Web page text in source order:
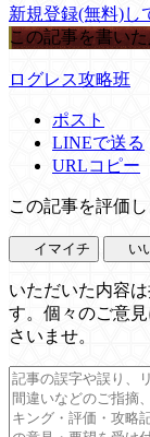
新規登録(無料)し
この記事を書い
ログレス攻略班
ポスト
LINEで送る
URLコピー
この記事を評価し
イマイチ い
いただいた内容
す。個々のご意
さいませ。